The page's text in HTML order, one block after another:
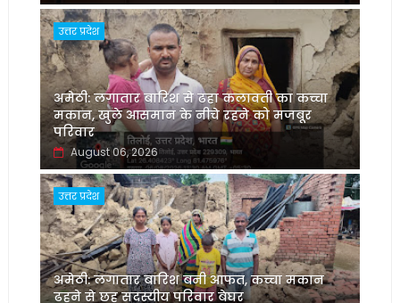
उत्तर प्रदेश
अमेठी: लगातार बारिश से ढहा कलावती का कच्चा
मकान, खुले आसमान के नीचे रहने को मजबूर
परिवार
August 06, 2026
उत्तर प्रदेश
अमेठी: लगातार बारिश बनी आफत, कच्चा मकान
ढहने से छह सदस्यीय परिवार बेघर